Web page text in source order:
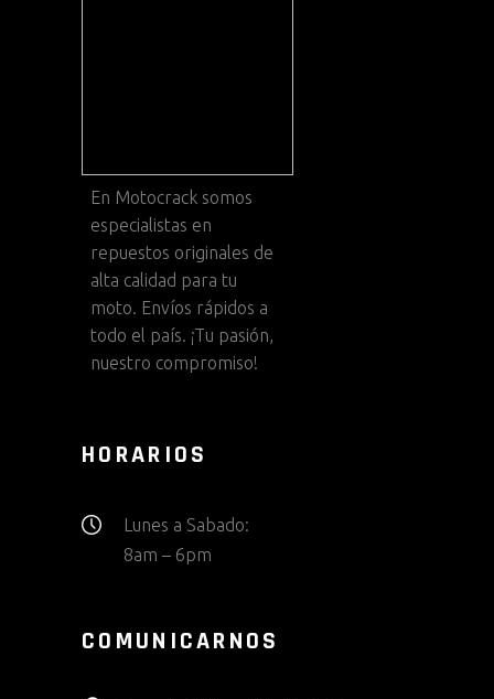
En Motocrack somos
especialistas en
repuestos originales de
alta calidad para tu
moto. Envíos rápidos a
todo el país. ¡Tu pasión,
nuestro compromiso!
HORARIOS
Lunes a Sabado:
8am – 6pm
COMUNICARNOS